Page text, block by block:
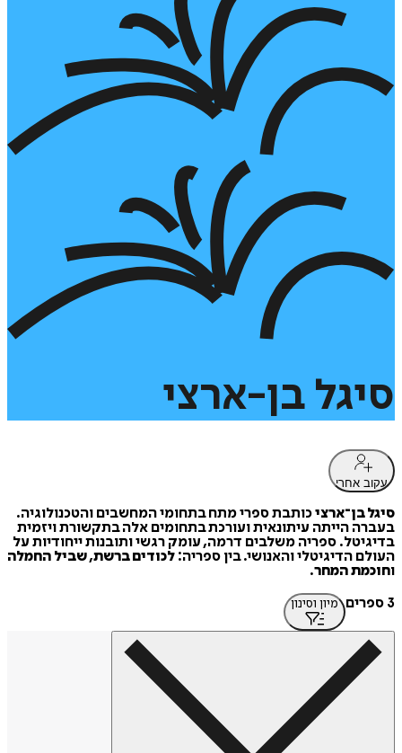
סיגל בן-ארצי
עקוב אחרי
סיגל בן־ארציכותבת ספרי מתח בתחומי המחשבים והטכנולוגיה.
בעברה הייתה עיתונאית ועורכת בתחומים אלה בתקשורת ויזמית
בדיגיטל. ספריה משלבים דרמה, עומק רגשי ותובנות ייחודיות על
העולם הדיגיטלי והאנושי. בין ספריה: לכודים ברשת,שביל החמלה
וחוכמת המחר.
3 ספרים
מיון וסינון